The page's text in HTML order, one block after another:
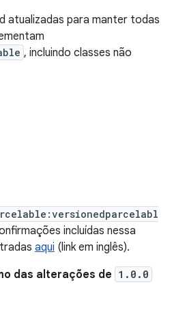
atualizadas para manter todas
, incluindo classes não
incluídas nessa
aqui (link em inglês).
das alterações de 1.0.0